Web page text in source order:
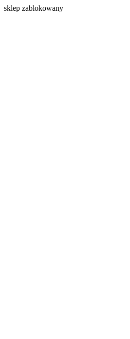
sklep zablokowany